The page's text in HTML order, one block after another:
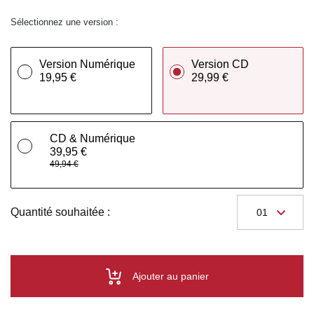
Sélectionnez une version :
Version Numérique
19,95 €
Version CD
29,99 €
CD & Numérique
39,95 €
49,94 €
Quantité souhaitée :
Ajouter au panier